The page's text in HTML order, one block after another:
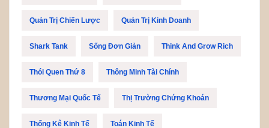
Quản Trị Chiến Lược Quản Trị Kinh Doanh
Shark Tank Sống Đơn Giản Think And Grow Rich
Thói Quen Thứ 8 Thông Minh Tài Chính
Thương Mại Quốc Tế Thị Trường Chứng Khoán
Thống Kê Kinh Tế Toán Kinh Tế